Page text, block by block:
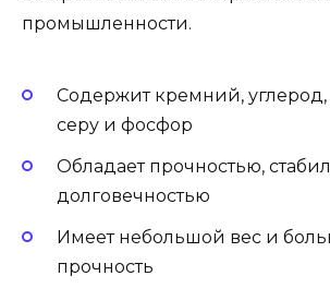
промышленности.
Содержит кремний, углерод,
серу и фосфор
Обладает прочностью,
долговечностью
Имеет небольшой вес и
прочность